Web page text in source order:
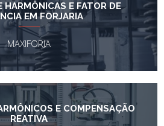
HARMÔNICAS E FATOR DE
EM FORJARIA
MAXIFORJA
E COMPENSAÇÃO
REATIVA